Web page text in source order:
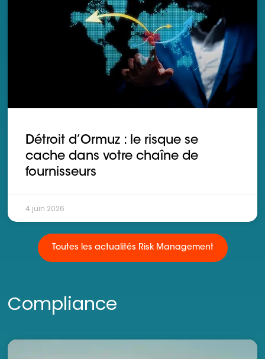
Détroit d’Ormuz : le risque se
cache dans votre chaîne de
fournisseurs
4 juin 2026
Toutes les actualités Risk Management
Compliance